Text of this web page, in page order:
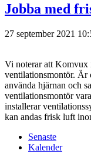
Jobba med
27 september 2021
Vi noterar att Komvux
ventilationsmontör. Är
använda hjärnan och
ventilationsmontör
installerar
kan andas frisk luft
Senaste
Kalender